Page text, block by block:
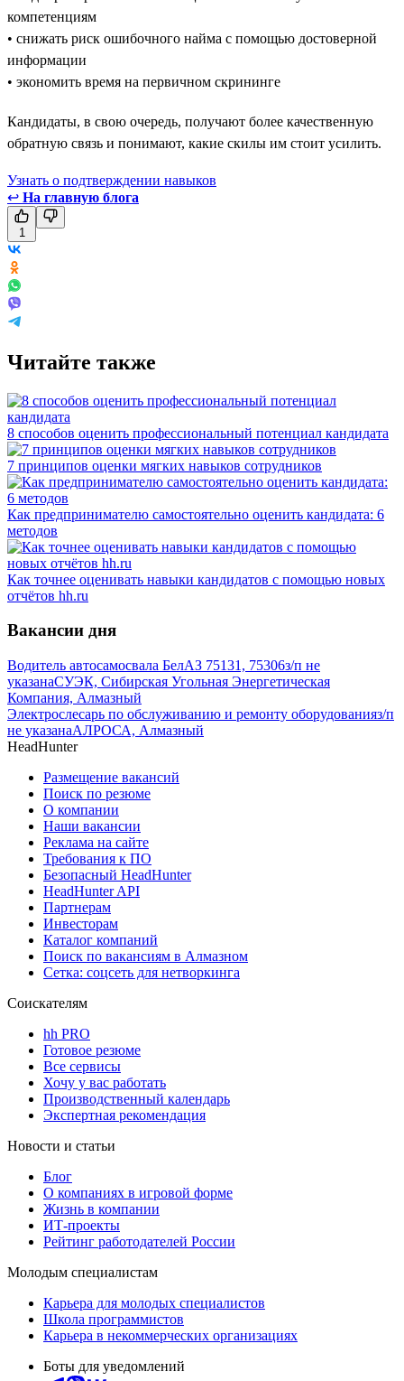
компетенциям
• снижать риск ошибочного найма с помощью достоверной
информации
• экономить время на первичном скрининге
Кандидаты, в свою очередь, получают более качественную
обратную связь и понимают, какие скилы им стоит усилить.
Узнать о подтверждении навыков
↩ На главную блога
1
Читайте также
8 способов оценить профессиональный потенциал кандидата
7 принципов оценки мягких навыков сотрудников
Как предпринимателю самостоятельно оценить кандидата: 6
методов
Как точнее оценивать навыки кандидатов с помощью новых
отчётов hh.ru
Вакансии дня
Водитель автосамосвала БелАЗ 75131, 75306з/п не
указанаСУЭК, Сибирская Угольная Энергетическая
Компания, Алмазный
Электрослесарь по обслуживанию и ремонту оборудованияз/п
не указанаАЛРОСА, Алмазный
HeadHunter
Размещение вакансий
Поиск по резюме
О компании
Наши вакансии
Реклама на сайте
Требования к ПО
Безопасный HeadHunter
HeadHunter API
Партнерам
Инвесторам
Каталог компаний
Поиск по вакансиям в Алмазном
Сетка: соцсеть для нетворкинга
Соискателям
hh PRO
Готовое резюме
Все сервисы
Хочу у вас работать
Производственный календарь
Экспертная рекомендация
Новости и статьи
Блог
О компаниях в игровой форме
Жизнь в компании
ИТ-проекты
Рейтинг работодателей России
Молодым специалистам
Карьера для молодых специалистов
Школа программистов
Карьера в некоммерческих организациях
Боты для уведомлений